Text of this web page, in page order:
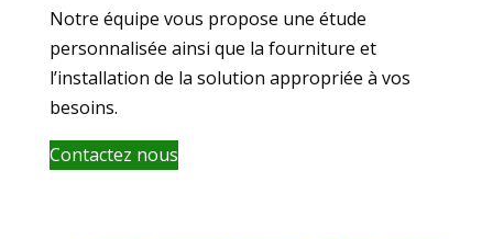
Notre équipe vous propose une étude
personnalisée ainsi que la fourniture et
l’installation de la solution appropriée à vos
besoins.
Contactez nous